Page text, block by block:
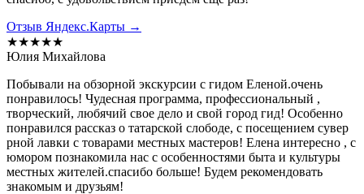
Отзыв Яндекс.Карты →
★★★★★
Юлия Михайлова
Побывали на обзорной экскурсии с гидом Еленой.очень
понравилось! Чудесная программа, профессиональный ,
творческий, любячий свое дело и свой город гид! Особенно
понравился рассказ о татарской слободе, с посещением сувер
рной лавки с товарами местных мастеров! Елена интересно , с
юмором познакомила нас с особенностями быта и культуры
местных жителей.спасибо больше! Будем рекомендовать
знакомым и друзьям!